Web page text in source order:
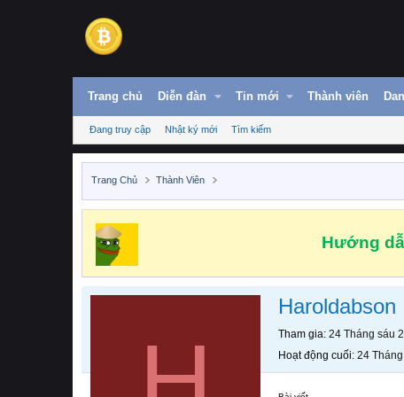
Trang chủ Diễn đàn Tin mới Thành viên
Đang truy cập Nhật ký mới Tìm kiếm
Trang Chủ Thành Viên
Hướng
Haroldabson
Tham gia 24 Tháng sáu
Hoạt động cuối 24